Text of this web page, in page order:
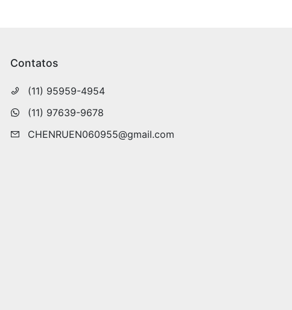
Contatos
(11) 95959-4954
(11) 97639-9678
CHENRUEN060955@gmail.com